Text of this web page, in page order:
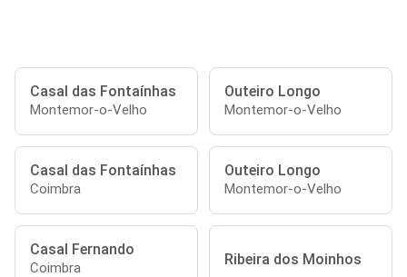
Casal das Fontaínhas
Montemor-o-Velho
Outeiro Longo
Montemor-o-Velho
Casal das Fontaínhas
Coimbra
Outeiro Longo
Montemor-o-Velho
Casal Fernando
Coimbra Ribeira dos Moinhos